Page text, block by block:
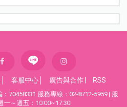
客服中心 廣告與合作 RSS
70458331 服務專線：02-8712-5959 | 服
一～週五：10:00~17:30